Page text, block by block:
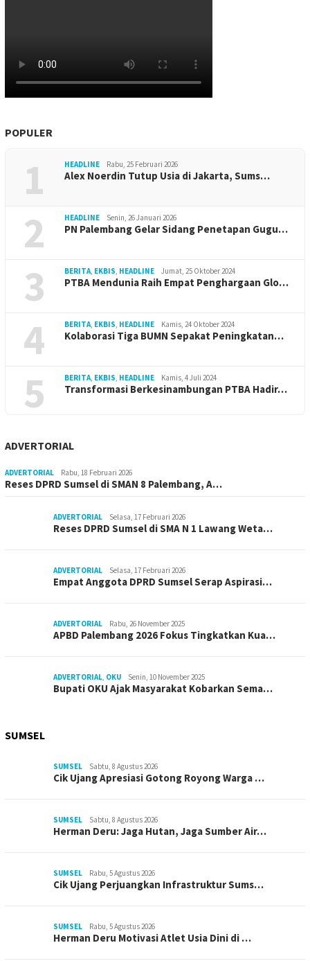
POPULER
1 HEADLINE Rabu, 25 Februari 2026
Alex Noerdin Tutup Usia di Jakarta, Sums…
2 HEADLINE Senin, 26 Januari 2026
PN Palembang Gelar Sidang Penetapan Gugu…
3 BERITA, EKBIS, HEADLINE Jumat, 25 Oktober 2024
PTBA Mendunia Raih Empat Penghargaan Glo…
4 BERITA, EKBIS, HEADLINE Kamis, 24 Oktober 2024
Kolaborasi Tiga BUMN Sepakat Peningkatan…
5 BERITA, EKBIS, HEADLINE Kamis, 4 Juli 2024
Transformasi Berkesinambungan PTBA Hadir…
ADVERTORIAL
ADVERTORIAL Rabu, 18 Februari 2026
Reses DPRD Sumsel di SMAN 8 Palembang, A…
ADVERTORIAL Selasa, 17 Februari 2026
Reses DPRD Sumsel di SMA N 1 Lawang Weta…
ADVERTORIAL Selasa, 17 Februari 2026
Empat Anggota DPRD Sumsel Serap Aspirasi…
ADVERTORIAL Rabu, 26 November 2025
APBD Palembang 2026 Fokus Tingkatkan Kua…
ADVERTORIAL, OKU Senin, 10 November 2025
Bupati OKU Ajak Masyarakat Kobarkan Sema…
SUMSEL
SUMSEL Sabtu, 8 Agustus 2026
Cik Ujang Apresiasi Gotong Royong Warga …
SUMSEL Sabtu, 8 Agustus 2026
Herman Deru: Jaga Hutan, Jaga Sumber Air…
SUMSEL Rabu, 5 Agustus 2026
Cik Ujang Perjuangkan Infrastruktur Sums…
SUMSEL Rabu, 5 Agustus 2026
Herman Deru Motivasi Atlet Usia Dini di …